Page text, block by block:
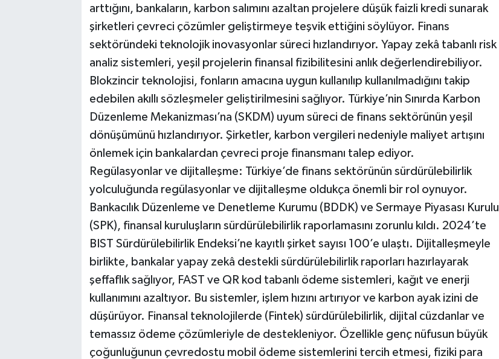
arttığını, bankaların, karbon salımını azaltan projelere düşük faizli kredi sunarak
şirketleri çevreci çözümler geliştirmeye teşvik ettiğini söylüyor. Finans
sektöründeki teknolojik inovasyonlar süreci hızlandırıyor. Yapay zekâ tabanlı risk
analiz sistemleri, yeşil projelerin finansal fizibilitesini anlık değerlendirebiliyor.
Blokzincir teknolojisi, fonların amacına uygun kullanılıp kullanılmadığını takip
edebilen akıllı sözleşmeler geliştirilmesini sağlıyor. Türkiye’nin Sınırda Karbon
Düzenleme Mekanizması’na (SKDM) uyum süreci de finans sektörünün yeşil
dönüşümünü hızlandırıyor. Şirketler, karbon vergileri nedeniyle maliyet artışını
önlemek için bankalardan çevreci proje finansmanı talep ediyor.
Regülasyonlar ve dijitalleşme: Türkiye’de finans sektörünün sürdürülebilirlik
yolculuğunda regülasyonlar ve dijitalleşme oldukça önemli bir rol oynuyor.
Bankacılık Düzenleme ve Denetleme Kurumu (BDDK) ve Sermaye Piyasası Kurulu
(SPK), finansal kuruluşların sürdürülebilirlik raporlamasını zorunlu kıldı. 2024’te
BIST Sürdürülebilirlik Endeksi’ne kayıtlı şirket sayısı 100’e ulaştı. Dijitalleşmeyle
birlikte, bankalar yapay zekâ destekli sürdürülebilirlik raporları hazırlayarak
şeffaflık sağlıyor, FAST ve QR kod tabanlı ödeme sistemleri, kağıt ve enerji
kullanımını azaltıyor. Bu sistemler, işlem hızını artırıyor ve karbon ayak izini de
düşürüyor. Finansal teknolojilerde (Fintek) sürdürülebilirlik, dijital cüzdanlar ve
temassız ödeme çözümleriyle de destekleniyor. Özellikle genç nüfusun büyük
çoğunluğunun çevredostu mobil ödeme sistemlerini tercih etmesi, fiziki para